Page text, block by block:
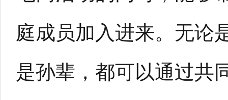
庭成员加入进来。无论
是孙辈，都可以通过共